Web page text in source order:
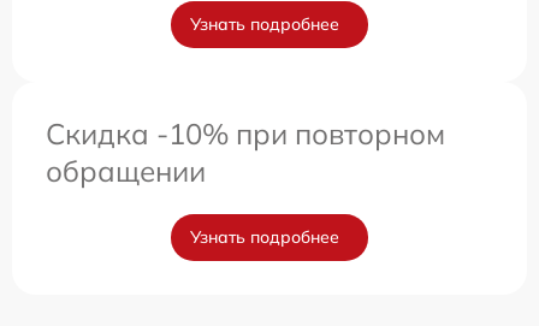
Узнать подробнее
Скидка -10% при повторном
обращении
Узнать подробнее